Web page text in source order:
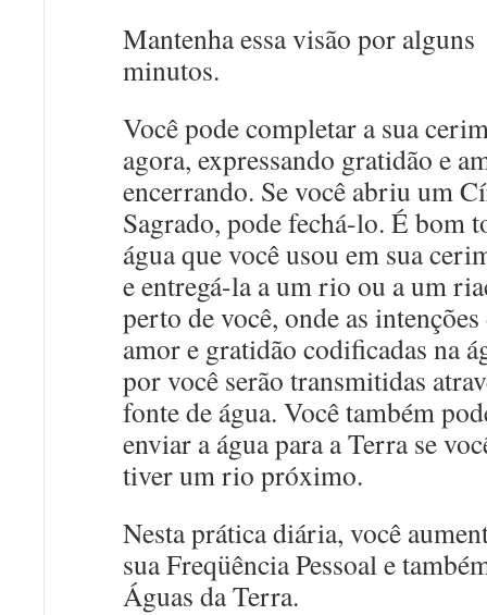
Mantenha essa visão por alguns
minutos.
Você pode completar a sua
agora, expressando gratidão e
encerrando. Se você abriu um
Sagrado, pode fechá-lo. É bom
água que você usou em sua
e entregá-la a um rio ou a um
perto de você, onde as intenções
amor e gratidão codificadas na
por você serão transmitidas
fonte de água. Você também
enviar a água para a Terra se
tiver um rio próximo.
Nesta prática diária, você
sua Freqüência Pessoal e
Águas da Terra.